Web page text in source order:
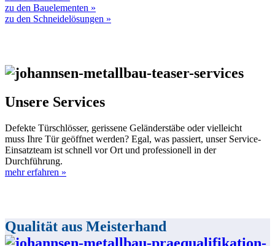
zu den Bauelementen »
zu den Schneidelösungen »
Unsere Services
Defekte Türschlösser, gerissene Geländerstäbe oder vielleicht
muss Ihre Tür geöffnet werden? Egal, was passiert, unser Service-
Einsatzteam ist schnell vor Ort und professionell in der
Durchführung.
mehr erfahren »
Qualität aus Meisterhand